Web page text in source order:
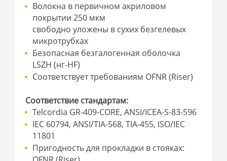
Волокна в первичном акриловом
покрытии 250 мкм
свободно уложены в сухих безгелевых
микротрубках
Безопасная безгалогенная оболочка
LSZH (нг-HF)
Соответствует требованиям OFNR (Riser)
Соответствие стандартам:
Telcordia GR-409-CORE, ANSI/ICEA-S-83-596
IEC 60794, ANSI/TIA-568, TIA-455, ISO/IEC
11801
Пригодность для прокладки в стояках: